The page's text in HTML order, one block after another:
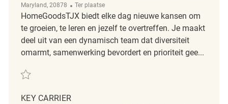
Maryland, 20878
Afgelegen
Ter plaatse
HomeGoodsTJX biedt elke dag nieuwe kansen om
te groeien, te leren en jezelf te overtreffen. Je maakt
deel uit van een dynamisch team dat diversiteit
omarmt, samenwerking bevordert en prioriteit gee...
Redden Key carrier REQ128260
KEY CARRIER